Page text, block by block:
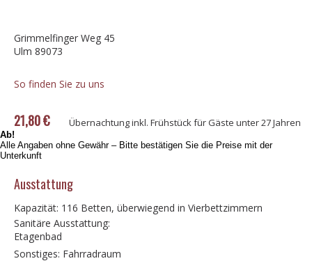
Grimmelfinger Weg 45
Ulm 89073
So finden Sie zu uns
21,80 € Übernachtung inkl. Frühstück für Gäste unter 27 Jahren
Ab!
Alle Angaben ohne Gewähr – Bitte bestätigen Sie die Preise mit der
Unterkunft
Ausstattung
Kapazität: 116 Betten, überwiegend in Vierbettzimmern
Sanitäre Ausstattung:
Etagenbad
Sonstiges: Fahrradraum